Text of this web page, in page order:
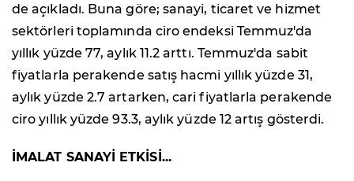
de açıkladı. Buna göre; sanayi, ticaret ve hizmet
sektörleri toplamında ciro endeksi Temmuz'da
yıllık yüzde 77, aylık 11.2 arttı. Temmuz'da sabit
fiyatlarla perakende satış hacmi yıllık yüzde 31,
aylık yüzde 2.7 artarken, cari fiyatlarla perakende
ciro yıllık yüzde 93.3, aylık yüzde 12 artış gösterdi.
İMALAT SANAYİ ETKİSİ...